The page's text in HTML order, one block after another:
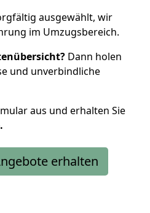
ausgewählt, wir
im Umzugsbereich.
Dann holen
und unverbindliche
aus und erhalten Sie
erhalten